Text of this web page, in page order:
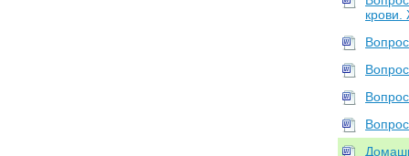
крови.